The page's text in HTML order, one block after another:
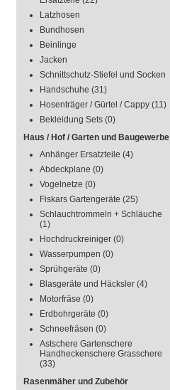
Latzhosen
Bundhosen
Beinlinge
Jacken
Schnittschutz-Stiefel und Socken
Handschuhe (31)
Hosenträger / Gürtel / Cappy (11)
Bekleidung Sets (0)
Haus / Hof / Garten und Baugewerbe
Anhänger Ersatzteile (4)
Abdeckplane (0)
Vogelnetze (0)
Fiskars Gartengeräte (25)
Schlauchtrommeln + Schläuche
(1)
Hochdruckreiniger (0)
Wasserpumpen (0)
Sprühgeräte (0)
Blasgeräte und Häcksler (4)
Motorfräse (0)
Erdbohrgeräte (0)
Schneefräsen (0)
Astschere Gartenschere
Handheckenschere Grasschere
(33)
Rasenmäher und Zubehör